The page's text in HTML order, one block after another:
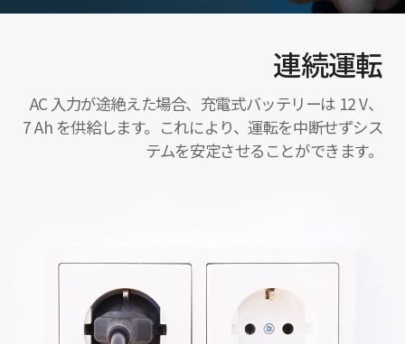
連続運転
AC 入力が途絶えた場合、充電式バッテリーは 12 V、
7 Ah を供給します。これにより、運転を中断せずシス
テムを安定させることができます。